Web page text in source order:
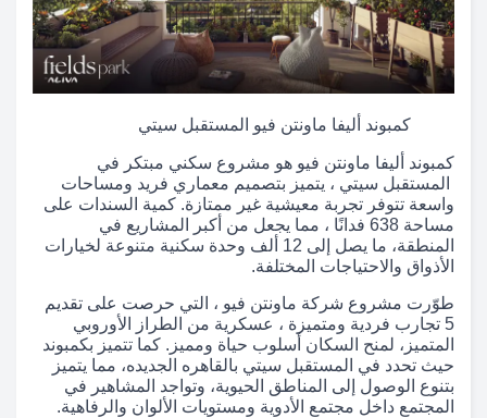
كمبوند أليفا ماونتن فيو المستقبل سيتي
كمبوند أليفا ماونتن فيو هو مشروع سكني مبتكر في
المستقبل سيتي ، يتميز بتصميم معماري فريد ومساحات
واسعة تتوفر تجربة معيشية غير ممتازة. كمية السندات على
مساحة 638 فدانًا ، مما يجعل من أكبر المشاريع في
المنطقة، ما يصل إلى 12 ألف وحدة سكنية متنوعة لخيارات
الأذواق والاحتياجات المختلفة.
طوّرت مشروع شركة ماونتن فيو ، التي حرصت على تقديم
5 تجارب فردية ومتميزة ، عسكرية من الطراز الأوروبي
المتميز، لمنح السكان أسلوب حياة ومميز. كما تتميز بكمبوند
حيث تحدد في المستقبل سيتي بالقاهره الجديده، مما يتميز
بتنوع الوصول إلى المناطق الحيوية، وتواجد المشاهير في
المجتمع داخل مجتمع الأدوية ومستويات الألوان والرفاهية.